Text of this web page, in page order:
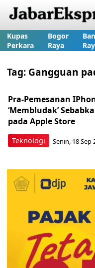
Kupas
Perkara
Bogor
Raya
Tag: Gangguan
Teknologi
Pra-Pemesanan
‘Membludak’
pada Apple Store
Senin, 18 Sep